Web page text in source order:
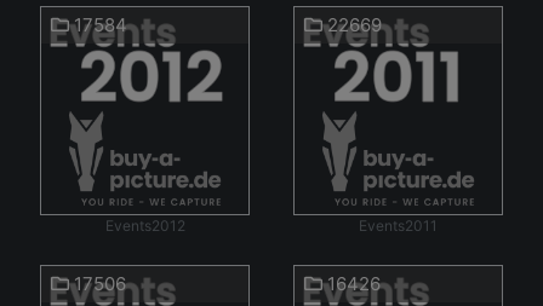
17584
Events2012
22669
Events2011
17506 16426